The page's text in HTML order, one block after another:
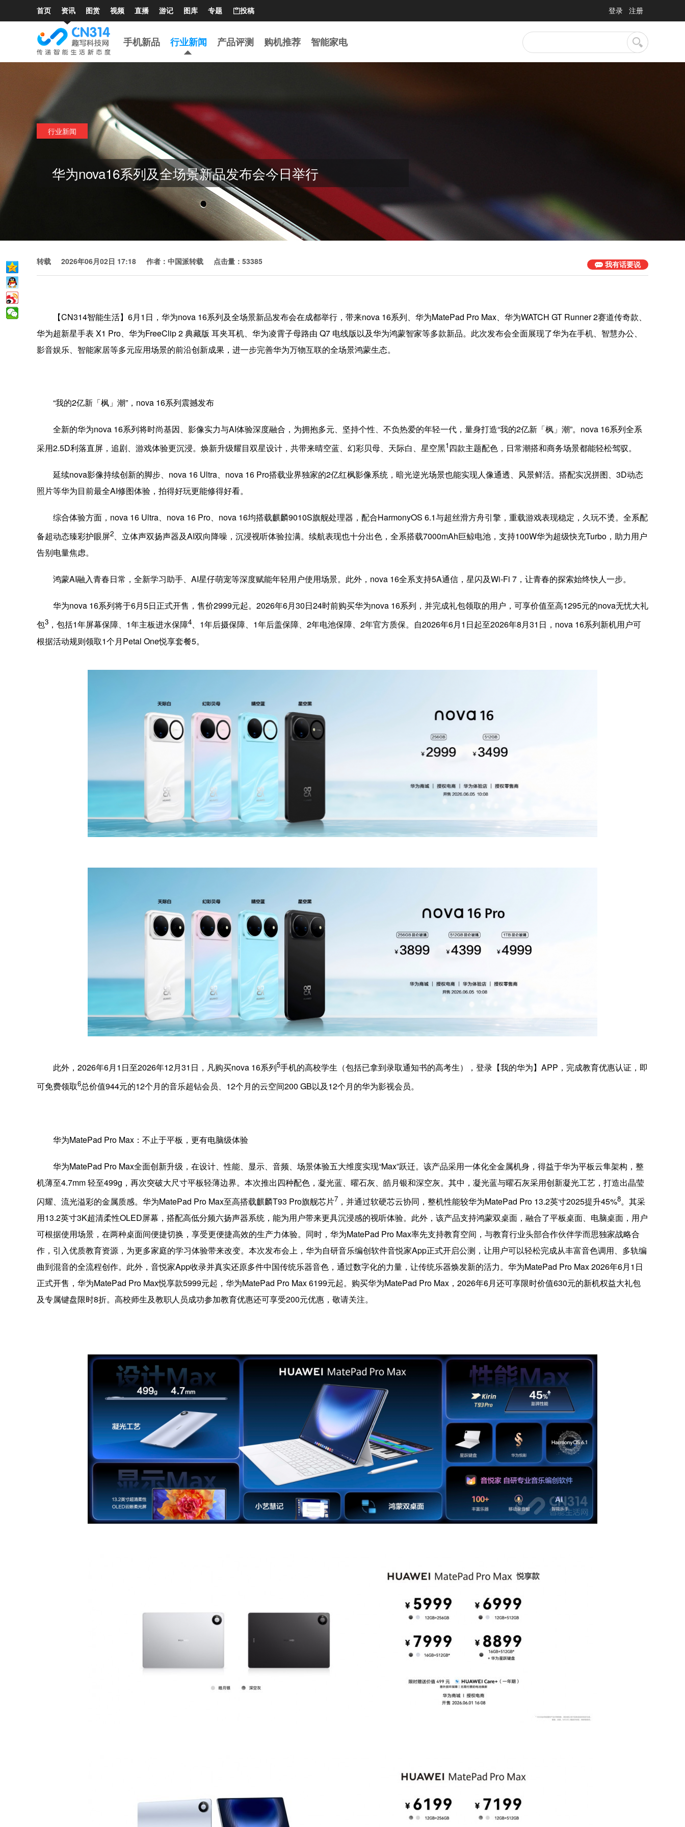
首页 资讯 图赏 视频 直播 游记 图库 专题 投稿 登录 注册
手机新品 行业新闻 产品评测 购机推荐 智能家电
行业新闻
华为nova16系列及全场景新品发布会今日举行
转载 2026年06月02日 17:18 作者：中国派转载 点击量：53385 我有话要说
【CN314智能生活】6月1日，华为nova 16系列及全场景新品发布会在成都举行，带来nova 16系列、华为MatePad Pro Max、华为WATCH GT Runner 2赛道传奇款、
华为超新星手表 X1 Pro、华为FreeClip 2 典藏版 耳夹耳机、华为凌霄子母路由 Q7 电线版以及华为鸿蒙智家等多款新品。此次发布会全面展现了华为在手机、智慧办公、
影音娱乐、智能家居等多元应用场景的前沿创新成果，进一步完善华为万物互联的全场景鸿蒙生态。
“我的2亿新「枫」潮”，nova 16系列震撼发布
全新的华为nova 16系列将时尚基因、影像实力与AI体验深度融合，为拥抱多元、坚持个性、不负热爱的年轻一代，量身打造“我的2亿新「枫」潮”。nova 16系列全系
采用2.5D利落直屏，追剧、游戏体验更沉浸。焕新升级耀目双星设计，共带来晴空蓝、幻彩贝母、天际白、星空黑1 四款主题配色，日常潮搭和商务场景都能轻松驾驭。
延续nova影像持续创新的脚步、nova 16 Ultra、nova 16 Pro搭载业界独家的2亿红枫影像系统，暗光逆光场景也能实现人像通透、风景鲜活。搭配实况拼图、3D动态
照片等华为目前最全AI修图体验，拍得好玩更能修得好看。
综合体验方面，nova 16 Ultra、nova 16 Pro、nova 16均搭载麒麟9010S旗舰处理器，配合HarmonyOS 6.1与超丝滑方舟引擎，重载游戏表现稳定，久玩不烫。全系配
备超动态臻彩护眼屏2、立体声双扬声器及AI双向降噪，沉浸视听体验拉满。续航表现也十分出色，全系搭载7000mAh巨鲸电池，支持100W华为超级快充Turbo，助力用户
告别电量焦虑。
鸿蒙AI融入青春日常，全新学习助手、AI星仔萌宠等深度赋能年轻用户使用场景。此外，nova 16全系支持5A通信，星闪及Wi-Fi 7，让青春的探索始终快人一步。
华为nova 16系列将于6月5日正式开售，售价2999元起。2026年6月30日24时前购买华为nova 16系列，并完成礼包领取的用户，可享价值至高1295元的nova无忧大礼
包3 ，包括1年屏幕保障、1年主板进水保障4、1年后摄保障、1年后盖保障、2年电池保障、2年官方质保。自2026年6月1日起至2026年8月31日，nova 16系列新机用户可
根据活动规则领取1个月Petal One悦享套餐5。
此外，2026年6月1日至2026年12月31日，凡购买nova 16系列5手机的高校学生（包括已拿到录取通知书的高考生），登录【我的华为】APP，完成教育优惠认证，即
可免费领取6总价值944元的12个月的音乐超钻会员、12个月的云空间200 GB以及12个月的华为影视会员。
华为MatePad Pro Max：不止于平板，更有电脑级体验
华为MatePad Pro Max全面创新升级，在设计、性能、显示、音频、场景体验五大维度实现“Max”跃迁。该产品采用一体化全金属机身，得益于华为平板云隼架构，整
机薄至4.7mm 轻至499g，再次突破大尺寸平板轻薄边界。本次推出四种配色，凝光蓝、曜石灰、皓月银和深空灰。其中，凝光蓝与曜石灰采用创新凝光工艺，打造出晶莹
闪耀、流光溢彩的金属质感。华为MatePad Pro Max至高搭载麒麟T93 Pro旗舰芯片7 ，并通过软硬芯云协同，整机性能较华为MatePad Pro 13.2英寸2025提升45%8。其采
用13.2英寸3K超清柔性OLED屏幕，搭配高低分频六扬声器系统，能为用户带来更具沉浸感的视听体验。此外，该产品支持鸿蒙双桌面，融合了平板桌面、电脑桌面，用户
可根据使用场景，在两种桌面间便捷切换，享受更便捷高效的生产力体验。同时，华为MatePad Pro Max率先支持教育空间，与教育行业头部合作伙伴学而思独家战略合
作，引入优质教育资源，为更多家庭的学习体验带来改变。本次发布会上，华为自研音乐编创软件音悦家App正式开启公测，让用户可以轻松完成从丰富音色调用、多轨编
曲到混音的全流程创作。此外，音悦家App收录并真实还原多件中国传统乐器音色，通过数字化的力量，让传统乐器焕发新的活力。华为MatePad Pro Max 2026年6月1日
正式开售，华为MatePad Pro Max悦享款5999元起，华为MatePad Pro Max 6199元起。购买华为MatePad Pro Max，2026年6月还可享限时价值630元的新机权益大礼包
及专属键盘限时8折。高校师生及教职人员成功参加教育优惠还可享受200元优惠，敬请关注。